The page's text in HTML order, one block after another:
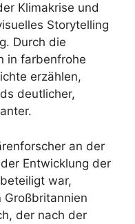
Klimakrise und
Storytelling
Durch die
in farbenfrohe
erzählen,
deutlicher,
an der
Entwicklung der
war,
der nach der